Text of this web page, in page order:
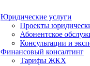
Юридические услуги
Проекты
Абонентское
Консультации и
Финансовый консалтинг
Тарифы ЖКХ